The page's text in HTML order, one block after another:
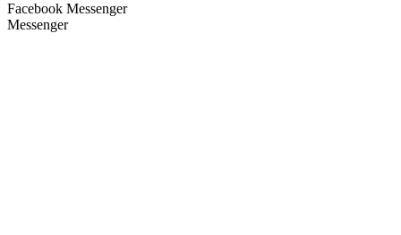
Facebook Messenger
Messenger